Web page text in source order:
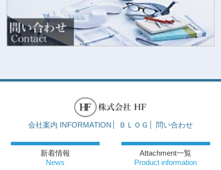
会社案内 INFORMATION ＢＬＯＧ 問い合わせ
新着情報
News
Attachment一覧
Product information